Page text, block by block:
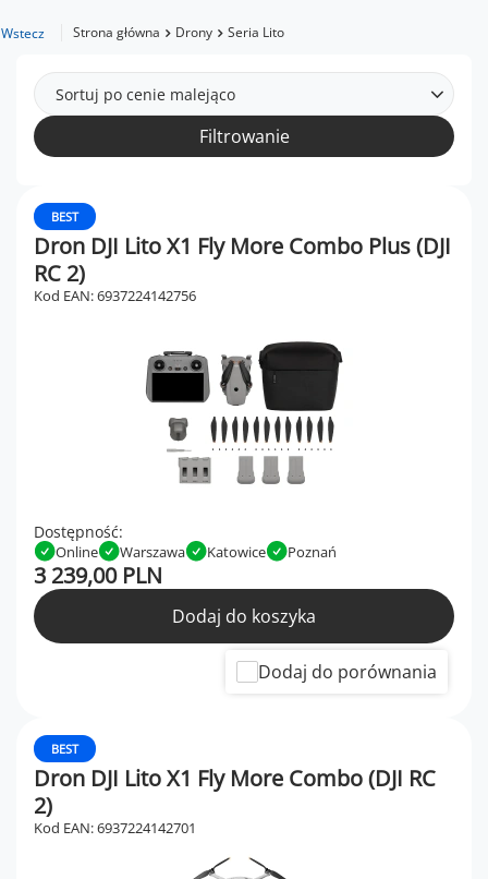
Wstecz Strona główna Drony Seria Lito
Sortuj po cenie malejąco
Filtrowanie
BEST
Dron DJI Lito X1 Fly More Combo Plus (DJI
RC 2)
Kod EAN: 6937224142756
Dostępność:
Online Warszawa Katowice Poznań
3 239,00 PLN
Dodaj do koszyka
Dodaj do porównania
BEST
Dron DJI Lito X1 Fly More Combo (DJI RC
2)
Kod EAN: 6937224142701